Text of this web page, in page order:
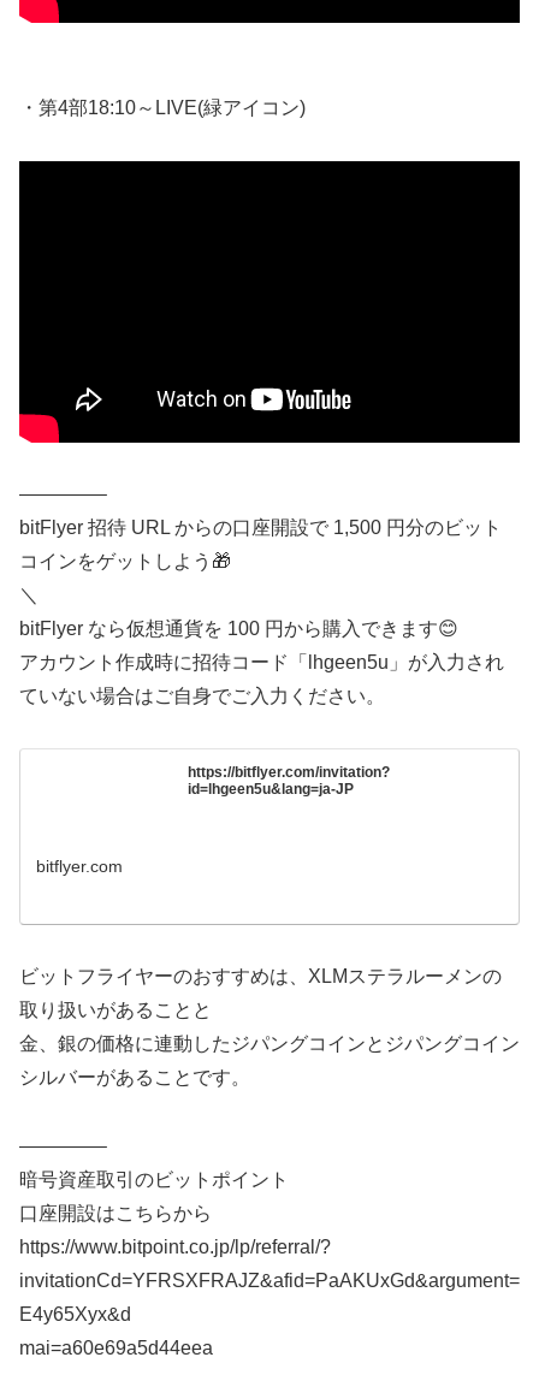
・第4部18:10～LIVE(緑アイコン)
————–
bitFlyer 招待 URL からの口座開設で 1,500 円分のビット
コインをゲットしよう🎁
＼
bitFlyer なら仮想通貨を 100 円から購入できます😊
アカウント作成時に招待コード「lhgeen5u」が入力され
ていない場合はご自身でご入力ください。
https://bitflyer.com/invitation?
id=lhgeen5u&lang=ja-JP
bitflyer.com
ビットフライヤーのおすすめは、XLMステラルーメンの
取り扱いがあることと
金、銀の価格に連動したジパングコインとジパングコイン
シルバーがあることです。
————–
暗号資産取引のビットポイント
口座開設はこちらから
https://www.bitpoint.co.jp/lp/referral/?
invitationCd=YFRSXFRAJZ&afid=PaAKUxGd&argument=
E4y65Xyx&d
mai=a60e69a5d44eea